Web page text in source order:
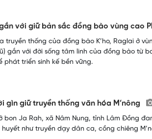
với giữ bản sắc đồng bào vùng cao
truyền thống của đồng bào K’ho, Raglai ở
gắn với đời sống tâm linh của đồng bào từ
phát triển sinh kế bền vững.
gìn giữ truyền thống văn hóa M’nông
ở bon Ja Rah, xã Nâm Nung, tỉnh Lâm Đồng
như truyền dạy dân ca, cồng chiêng